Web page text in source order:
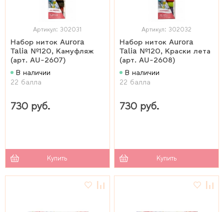
Артикул: 302031
Набор ниток Aurora
Talia №120, Камуфляж
(арт. AU-2607)
В наличии
22 балла
730 руб.
Купить
Артикул: 302032
Набор ниток Aurora
Talia №120, Краски лета
(арт. AU-2608)
В наличии
22 балла
730 руб.
Купить